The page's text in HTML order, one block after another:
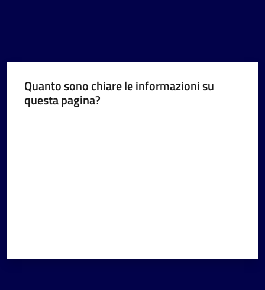
Quanto sono chiare le informazioni su
questa pagina?